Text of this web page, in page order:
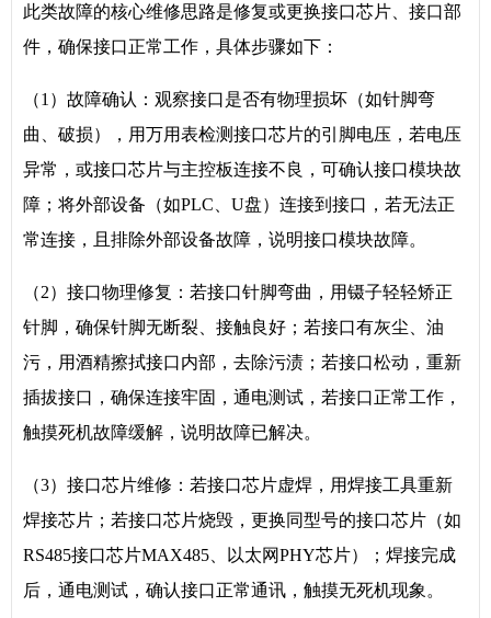
此类故障的核心维修思路是修复或更换接口芯片、接口部
件，确保接口正常工作，具体步骤如下：
（1）故障确认：观察接口是否有物理损坏（如针脚弯
曲、破损），用万用表检测接口芯片的引脚电压，若电压
异常，或接口芯片与主控板连接不良，可确认接口模块故
障；将外部设备（如PLC、U盘）连接到接口，若无法正
常连接，且排除外部设备故障，说明接口模块故障。
（2）接口物理修复：若接口针脚弯曲，用镊子轻轻矫正
针脚，确保针脚无断裂、接触良好；若接口有灰尘、油
污，用酒精擦拭接口内部，去除污渍；若接口松动，重新
插拔接口，确保连接牢固，通电测试，若接口正常工作，
触摸死机故障缓解，说明故障已解决。
（3）接口芯片维修：若接口芯片虚焊，用焊接工具重新
焊接芯片；若接口芯片烧毁，更换同型号的接口芯片（如
RS485接口芯片MAX485、以太网PHY芯片）；焊接完成
后，通电测试，确认接口正常通讯，触摸无死机现象。